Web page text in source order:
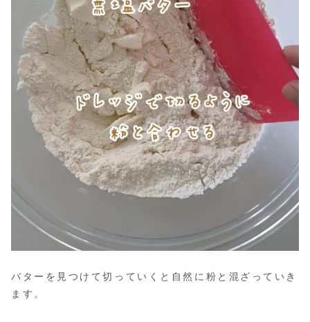
バターを見つけて切っていくと自然に粉と混ざっていき
ます。